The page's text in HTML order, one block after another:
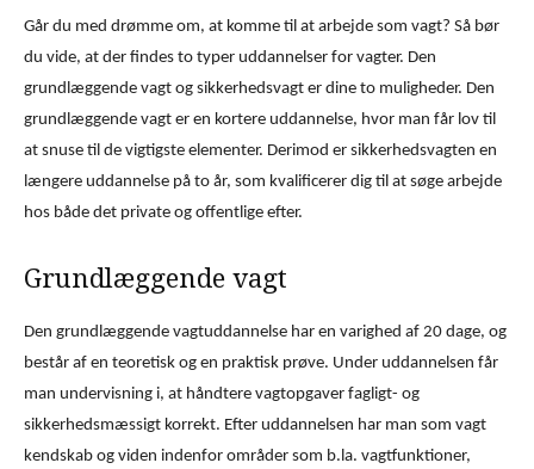
Går du med drømme om, at komme til at arbejde som vagt? Så bør
du vide, at der findes to typer uddannelser for vagter. Den
grundlæggende vagt og sikkerhedsvagt er dine to muligheder. Den
grundlæggende vagt er en kortere uddannelse, hvor man får lov til
at snuse til de vigtigste elementer. Derimod er sikkerhedsvagten en
længere uddannelse på to år, som kvalificerer dig til at søge arbejde
hos både det private og offentlige efter.
Grundlæggende vagt
Den grundlæggende vagtuddannelse har en varighed af 20 dage, og
består af en teoretisk og en praktisk prøve. Under uddannelsen får
man undervisning i, at håndtere vagtopgaver fagligt- og
sikkerhedsmæssigt korrekt. Efter uddannelsen har man som vagt
kendskab og viden indenfor områder som b.la. vagtfunktioner,